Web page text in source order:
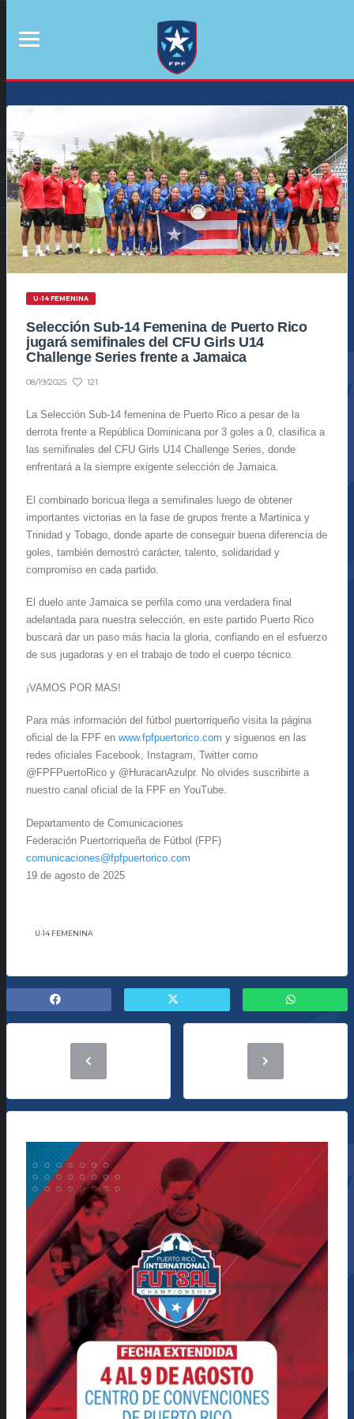
U-14 FEMENINA
Selección Sub-14 Femenina de Puerto Rico
jugará semifinales del CFU Girls U14
Challenge Series frente a Jamaica
08/19/2025 121
La Selección Sub-14 femenina de Puerto Rico a pesar de la
derrota frente a República Dominicana por 3 goles a 0, clasifica a
las semifinales del CFU Girls U14 Challenge Series, donde
enfrentará a la siempre exigente selección de Jamaica.
El combinado boricua llega a semifinales luego de obtener
importantes victorias en la fase de grupos frente a Martinica y
Trinidad y Tobago, donde aparte de conseguir buena diferencia de
goles, también demostró carácter, talento, solidaridad y
compromiso en cada partido.
El duelo ante Jamaica se perfila como una verdadera final
adelantada para nuestra selección, en este partido Puerto Rico
buscará dar un paso más hacia la gloria, confiando en el esfuerzo
de sus jugadoras y en el trabajo de todo el cuerpo técnico.
¡VAMOS POR MAS!
Para más información del fútbol puertorriqueño visita la página
oficial de la FPF en www.fpfpuertorico.com y síguenos en las
redes oficiales Facebook, Instagram, Twitter como
@FPFPuertoRico y @HuracanAzulpr. No olvides suscribirte a
nuestro canal oficial de la FPF en YouTube.
Departamento de Comunicaciones
Federación Puertorriqueña de Fútbol (FPF)
comunicaciones@fpfpuertorico. com
19 de agosto de 2025
U-14 FEMENINA